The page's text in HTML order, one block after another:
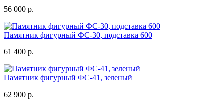
56 000 р.
Памятник фигурный ФС-30, подставка 600
61 400 р.
Памятник фигурный ФС-41, зеленый
62 900 р.